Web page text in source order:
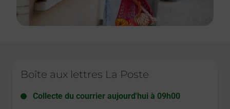
Boîte aux lettres La Poste
Collecte du courrier aujourd'hui à 09h00